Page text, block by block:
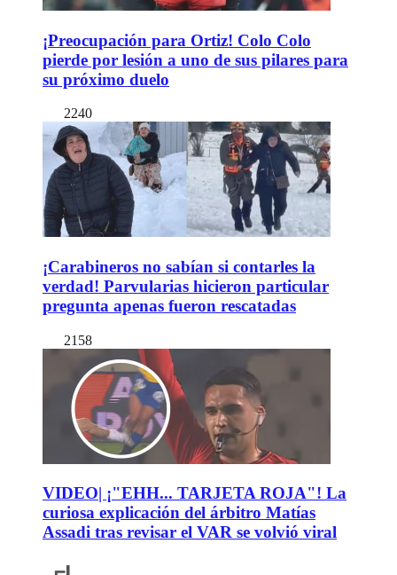
¡Preocupación para Ortiz! Colo Colo
pierde por lesión a uno de sus pilares para
su próximo duelo
2240
¡Carabineros no sabían si contarles la
verdad! Parvularias hicieron particular
pregunta apenas fueron rescatadas
2158
VIDEO| ¡"EHH... TARJETA ROJA"! La
curiosa explicación del árbitro Matías
Assadi tras revisar el VAR se volvió viral